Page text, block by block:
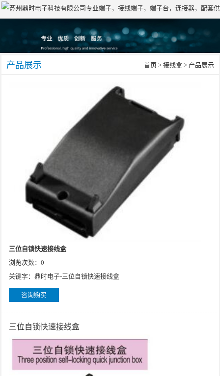
产品展示 首页> 接线盒> 产品展示
三位自锁快速接线盒
浏览次数：0
关键字：鼎时电子-三位自锁快速接线盒
咨询购买
三位自锁快速接线盒